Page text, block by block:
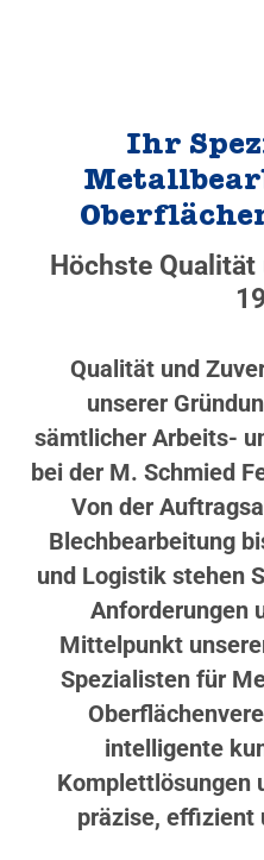
Ihr
Höchste
Qualität und
unserer
sämtlicher Arbeits-
bei der M. Schmied
Von der
Blechbearbeitung
und Logistik stehen
Anforderungen
Mittelpunkt
Spezialisten für
intelligente
Komplettlösungen
präzise, effizient